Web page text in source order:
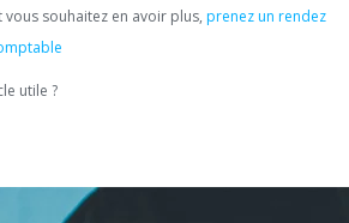
vous souhaitez en avoir plus, prenez un rendez
utile ?